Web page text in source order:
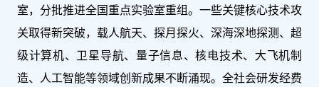
室，分批推进全国重点实验室重组。一些关键核心技术攻
关取得新突破，载人航天、探月探火、深海深地探测、超
级计算机、卫星导航、量子信息、核电技术、大飞机制
造、人工智能等领域创新成果不断涌现。全社会研发经费